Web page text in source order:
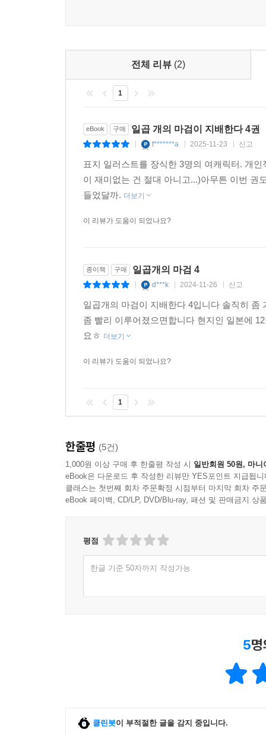
전체 리뷰 (2)
1
eBook 구매 일곱 개의 마검이 지배한다 4권
f*******a 2025-11-23 신고
표지 일러스트를 장식한 3명의 여캐릭터. 개
이 재미없는 건 절대 아니고...)아무튼 이번 권
들었달까. 더보기
이 리뷰가 도움이 되었나요?
종이책 구매 일곱개의 마검 4
d***k 2024-11-26 신고
일곱개의 마검이 지배한다 4입니다 솔직히
좀 빨리 이루어졌으면합니다 현지인 일본에
요ㅎ 더보기
이 리뷰가 도움이 되었나요?
1
한줄평 (5건)
1,000원 이상 구매 후 한줄평 작성 시 일반회원 50원, 마니
eBook은 다운로드 후 작성한 리뷰만 YES포인트 지급됩니
클래스는 첫번째 회차 주문확정 시점부터 마지막 회차 주
eBook 페이백, CD/LP, DVD/Blu-ray, 패션 및 판매금지 상
평점
한글 기준 50자까지 작성가능
5
클린봇이 부적절한 글을 감지 중입니다.